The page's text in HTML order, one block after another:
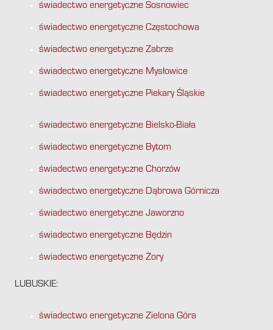
świadectwo energetyczne Sosnowiec
świadectwo energetyczne Częstochowa
świadectwo energetyczne Zabrze
świadectwo energetyczne Mysłowice
świadectwo energetyczne Piekary Śląskie
świadectwo energetyczne Bielsko-Biała
świadectwo energetyczne Bytom
świadectwo energetyczne Chorzów
świadectwo energetyczne Dąbrowa Górnicza
świadectwo energetyczne Jaworzno
świadectwo energetyczne Będzin
świadectwo energetyczne Żory
LUBUSKIE:
świadectwo energetyczne Zielona Góra